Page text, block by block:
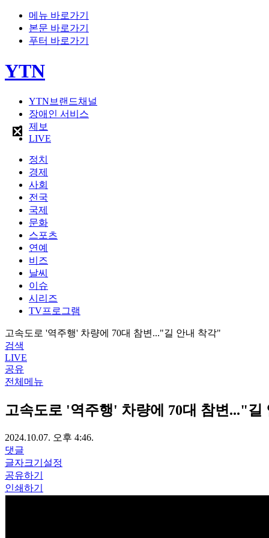
메뉴 바로가기
본문 바로가기
푸터 바로가기
YTN
YTN브랜드채널
장애인 서비스
제보
LIVE
정치
경제
사회
전국
국제
문화
스포츠
연예
비즈
날씨
이슈
시리즈
TV프로그램
고속도로 '역주행' 차량에 70대 참변..."길 안내 착각"
검색
LIVE
공유
전체메뉴
고속도로 '역주행' 차량에 70대 참변..."길
2024.10.07. 오후 4:46.
댓글
글자크기설정
공유하기
인쇄하기